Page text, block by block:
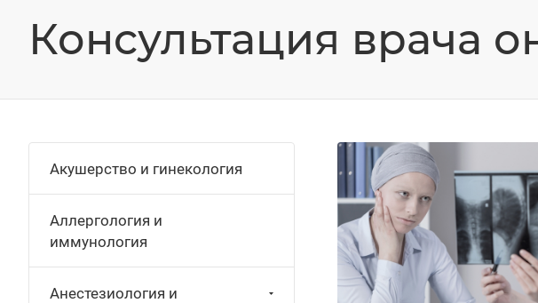
Консультация врача
Акушерство и гинекология
Аллергология и
иммунология
Анестезиология и